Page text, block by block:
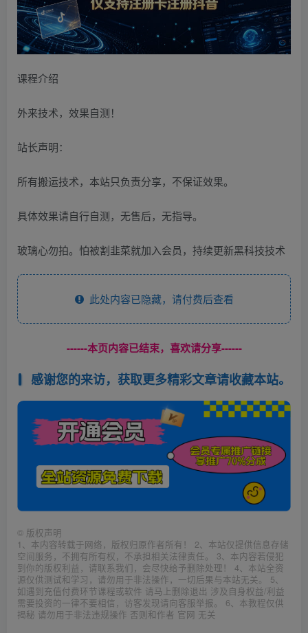
课程介绍
外来技术，效果自测！
站长声明：
所有搬运技术，本站只负责分享，不保证效果。
具体效果请自行自测，无售后，无指导。
玻璃心勿拍。怕被割韭菜就加入会员，持续更新黑科技技术
此处内容已隐藏，请付费后查看
------本页内容已结束，喜欢请分享------
感谢您的来访，获取更多精彩文章请收藏本站。
© 版权声明
1、本内容转载于网络，版权归原作者所有！ 2、本站仅提供信息存储
空间服务，不拥有所有权，不承担相关法律责任。 3、本内容若侵犯
到你的版权利益，请联系我们，会尽快给予删除处理！ 4、本站全资
源仅供测试和学习，请勿用于非法操作，一切后果与本站无关。 5、
如遇到充值付费环节课程或软件 请马上删除退出 涉及自身权益/利益
需要投资的一律不要相信，访客发现请向客服举报。 6、本教程仅供
揭秘 请勿用于非法违规操作 否则和作者 官网 无关